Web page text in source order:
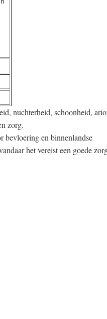
nuchterheid, schoonheid,
zorg.
bevloering en binnenlandse
het vereist een goede